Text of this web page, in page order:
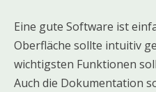
Eine gute Software ist
Oberfläche sollte intuitiv
wichtigsten Funktionen
Auch die Dokumentation